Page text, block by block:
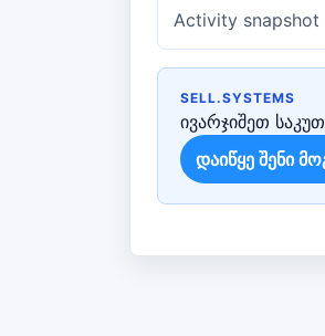
Activity snapshot
SELL.SYSTEMS
ივარჯიშეთ
დაიწყე შენი